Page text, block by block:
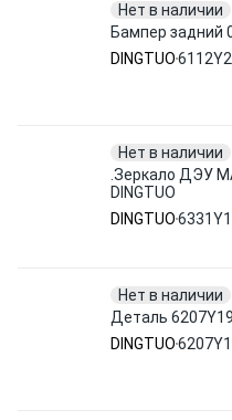
Нет в наличии
Бампер задний
DINGTUO
Нет в наличии
.Зеркало ДЭУ
DINGTUO
DINGTUO
Нет в наличии
Деталь 6207Y19
DINGTUO